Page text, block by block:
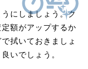
にしましょう。ク
額がアップするか
拭いておきましょ
いでしょう。